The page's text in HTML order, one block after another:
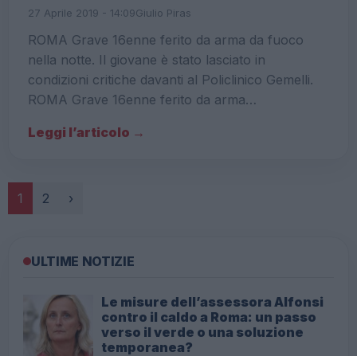
27 Aprile 2019 - 14:09Giulio Piras
ROMA Grave 16enne ferito da arma da fuoco
nella notte. Il giovane è stato lasciato in
condizioni critiche davanti al Policlinico Gemelli.
ROMA Grave 16enne ferito da arma…
Leggi l’articolo →
Paginazione
1 2 ›
ULTIME NOTIZIE
Le misure dell’assessora Alfonsi
contro il caldo a Roma: un passo
verso il verde o una soluzione
temporanea?